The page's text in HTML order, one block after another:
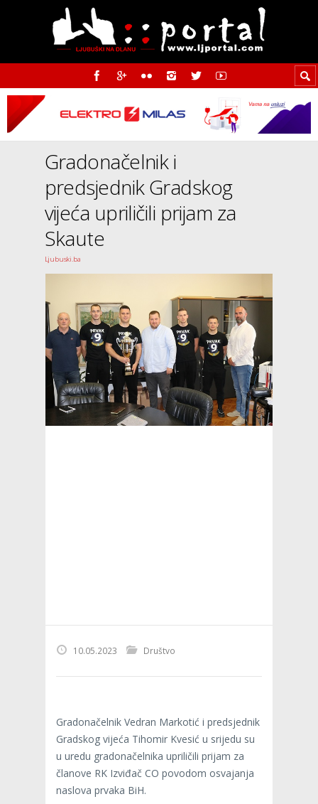
Gradonačelnik i
predsjednik Gradskog
vijeća upriličili prijam za
Skaute
Ljubuski.ba
10.05.2023 Društvo
Gradonačelnik Vedran Markotić i predsjednik
Gradskog vijeća Tihomir Kvesić u srijedu su
u uredu gradonačelnika upriličili prijam za
članove RK Izviđač CO povodom osvajanja
naslova prvaka BiH.